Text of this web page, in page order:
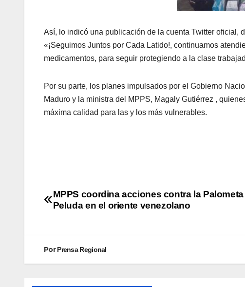
Así, lo indicó una publicación de la cuenta Twitter oficial,
«¡Seguimos Juntos por Cada Latido!, continuamos
medicamentos, para seguir protegiendo a la clase
Por su parte, los planes impulsados por el Gobierno
Maduro y la ministra del MPPS, Magaly Gutiérrez ,
máxima calidad para las y los más vulnerables.
MPPS coordina acciones contra la Palometa
Peluda en el oriente venezolano
PorPrensa Regional